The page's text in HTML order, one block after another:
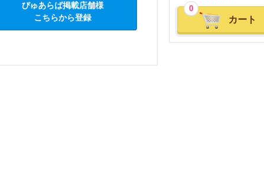
0
カート
ぴゅあらば掲載店舗様
こちらから登録